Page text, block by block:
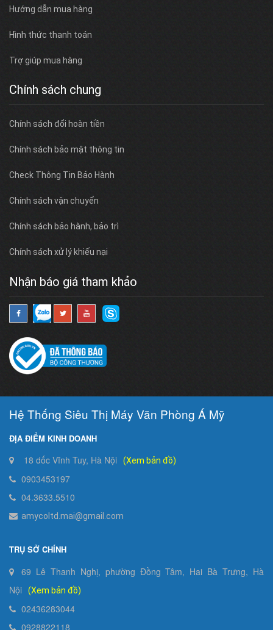
Hướng dẫn mua hàng
Hình thức thanh toán
Trợ giúp mua hàng
Chính sách chung
Chính sách đổi hoàn tiền
Chính sách bảo mật thông tin
Check Thông Tin Bảo Hành
Chính sách vận chuyển
Chính sách bảo hành, bảo trì
Chính sách xử lý khiếu nại
Nhận báo giá tham khảo
Hệ Thống Siêu Thị Máy Văn Phòng Á Mỹ
ĐỊA ĐIỂM KINH DOANH
18 dốc Vĩnh Tuy, Hà Nội (Xem bản đồ)
0903453197
04.3633.5510
amycoltd.mai@gmail.com
TRỤ SỞ CHÍNH
69 Lê Thanh Nghị, phường Đồng Tâm, Hai Bà Trưng, Hà
Nội
(Xem bản đồ)
02436283044
0928822118